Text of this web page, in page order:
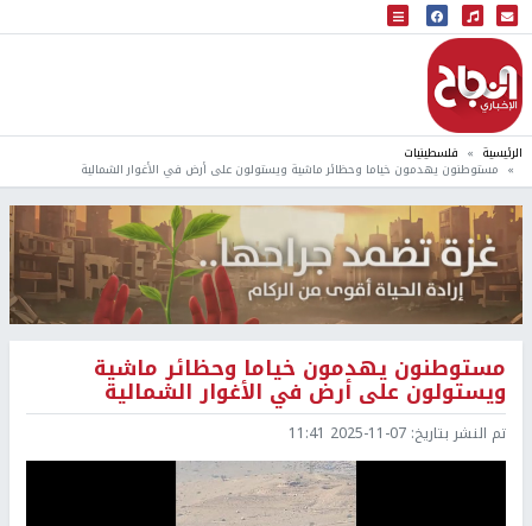
البث المباشر
إذاعة النجاح
الرئيسية فلسطينيات
مستوطنون يهدمون خياما وحظائر ماشية ويستولون على أرض في الأغوار الشمالية
مستوطنون يهدمون خياما وحظائر ماشية
ويستولون على أرض في الأغوار الشمالية
تم النشر بتاريخ: 2025-11-07 11:41